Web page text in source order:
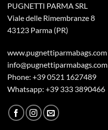
PUGNETTI PARMA SRL
Viale delle Rimembranze 8
43123 Parma (PR)
www.pugnettiparmabags.com
info@pugnettiparmabags.com
Phone: +39 0521 1627489
Whatsapp: +39 333 3890466